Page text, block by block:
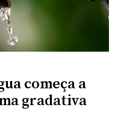
começa a
gradativa